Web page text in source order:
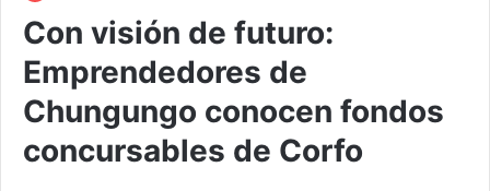
Con visión de futuro:
Emprendedores de
Chungungo conocen fondos
concursables de Corfo